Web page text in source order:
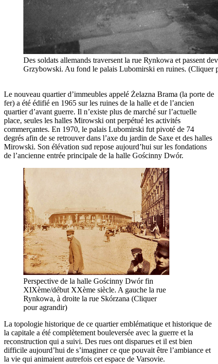
Des soldats allemands traversent la rue Rynkowa et passent
Grzybowski. Au fond le palais Lubomirski en ruines. (Cliquer
Le nouveau quartier d’immeubles appelé Żelazna Brama (la porte de
fer) a été édifié en 1965 sur les ruines de la halle et de l’ancien
quartier d’avant guerre. Il n’existe plus de marché sur l’actuelle
place, seules les halles Mirowski ont perpétué les activités
commerçantes. En 1970, le palais Lubomirski fut pivoté de 74
degrés afin de se retrouver dans l’axe du jardin de Saxe et des halles
Mirowski. Son élévation sud repose aujourd’hui sur les fondations
de l’ancienne entrée principale de la halle Gościnny Dwór.
Perspective de la halle Gościnny Dwór fin
XIXème/début XXème siècle. A gauche la rue
Rynkowa, à droite la rue Skórzana (Cliquer
pour agrandir)
La topologie historique de ce quartier emblématique et historique de
la capitale a été complètement bouleversée avec la guerre et la
reconstruction qui a suivi. Des rues ont disparues et il est bien
difficile aujourd’hui de s’imaginer ce que pouvait être l’ambiance et
la vie qui animaient autrefois cet espace de Varsovie.